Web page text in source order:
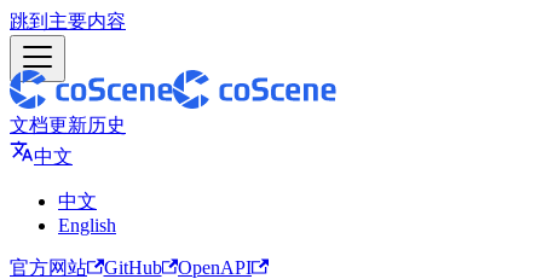
跳到主要内容
文档更新历史
中文
中文
English
官方网站 GitHub OpenAPI